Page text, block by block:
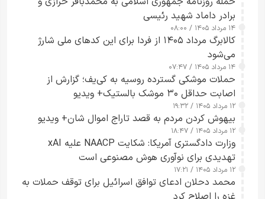
برادر داماد شهید رئیسی
۱۴ مرداد ۱۴۰۵ / ۰۸:۰۰
کالابرگ مرداد ۱۴۰۵ از فردا برای این کدهای ملی شارژ
می‌شود
۱۴ مرداد ۱۴۰۵ / ۰۷:۴۷
حملات موشکی گسترده روسیه به کی‌یف؛ گزارش از
اصابت حداقل ۳۰ موشک بالستیک+ ویدیو
۱۲ مرداد ۱۴۰۵ / ۱۹:۳۲
بیهوش کردن مردم به قصد تاراج اموال شان+ ویدیو
۱۲ مرداد ۱۴۰۵ / ۱۸:۴۷
وزارت دادگستری آمریکا: شکایت NAACP علیه xAI
تهدیدی برای نوآوری هوش مصنوعی است
۱۲ مرداد ۱۴۰۵ / ۱۷:۲۱
محمد دحلان ادعای توافق اسرائیل برای توقف حملات به